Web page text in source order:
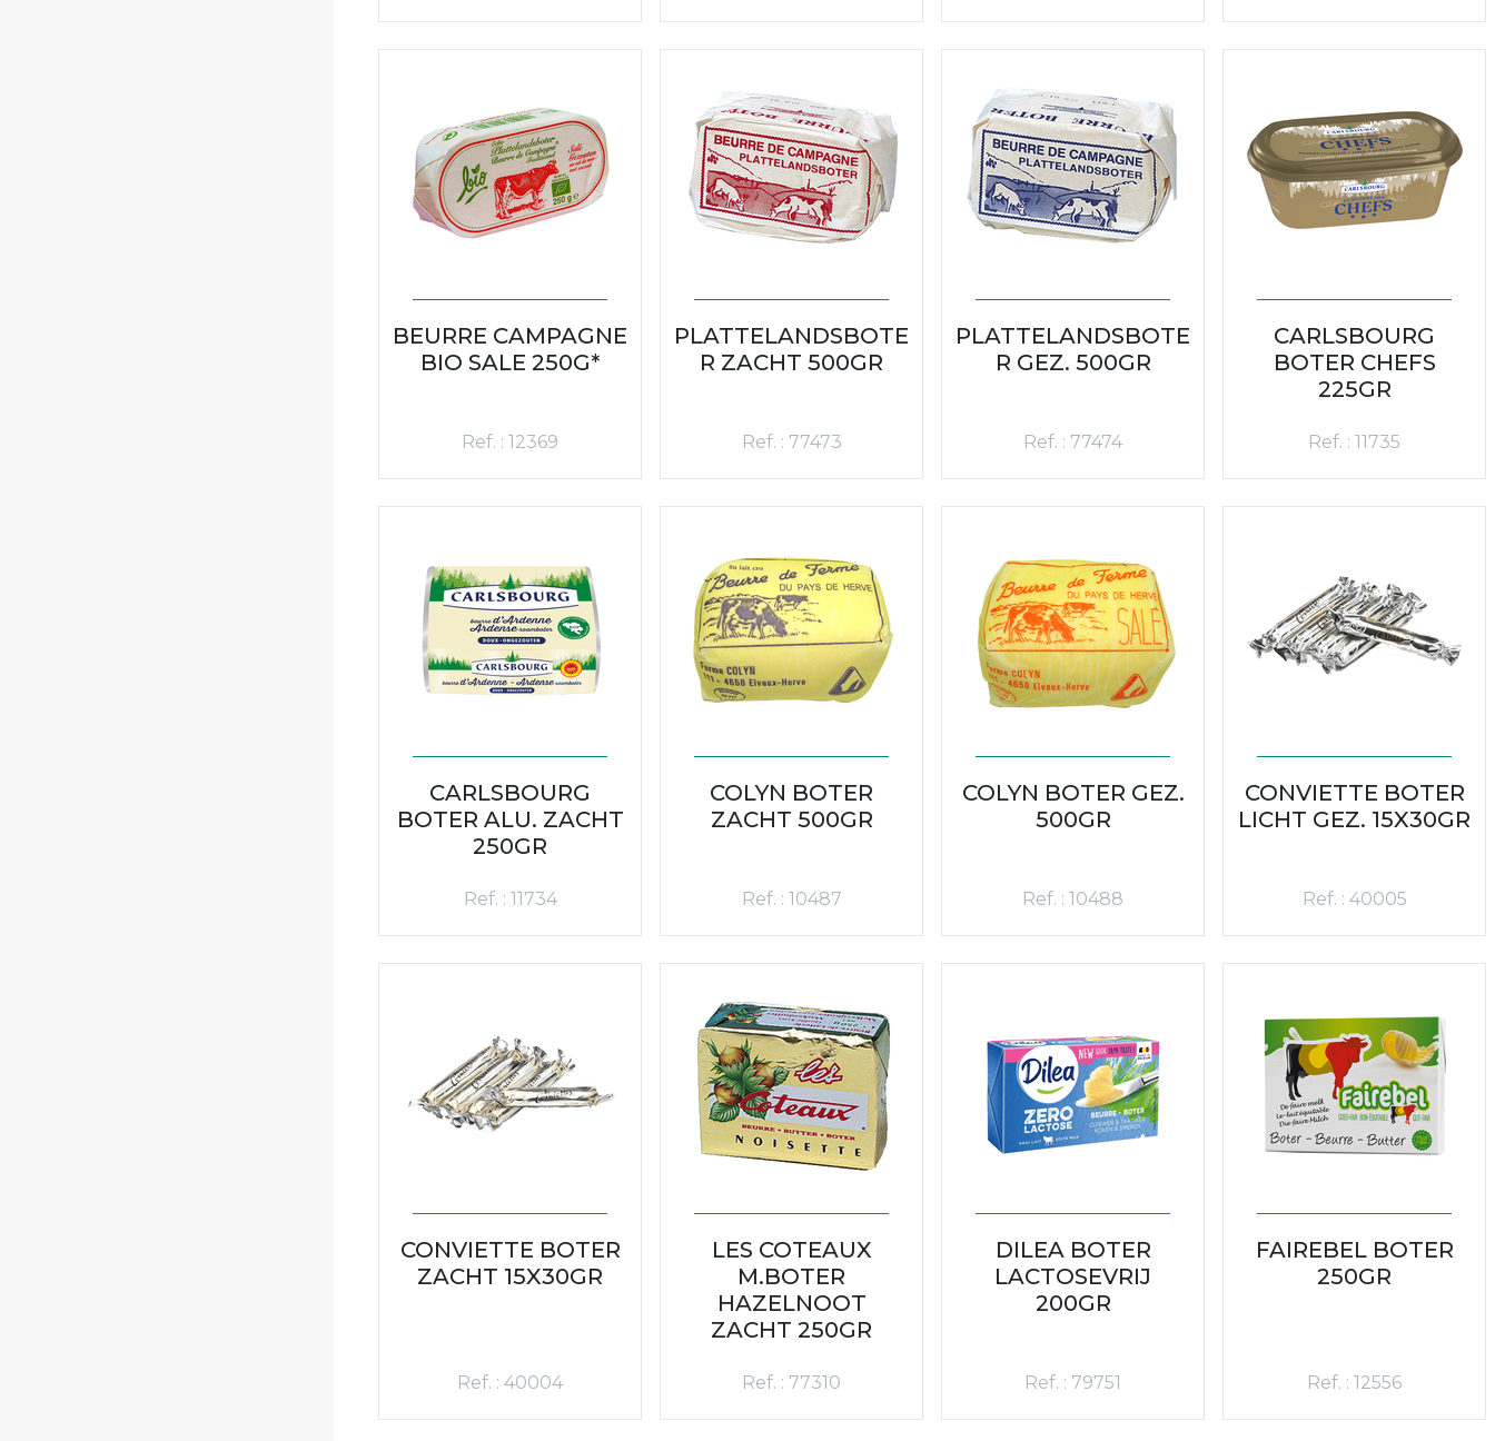
BEURRE CAMPAGNE
BIO SALE 250G*
Ref. : 12369
PLATTELANDSBOTE
R ZACHT 500GR
Ref. : 77473
PLATTELANDSBOTE
R GEZ. 500GR
Ref. : 77474
CARLSBOURG
BOTER CHEFS
225GR
Ref. : 11735
CARLSBOURG
BOTER ALU. ZACHT
250GR
Ref. : 11734
COLYN BOTER
ZACHT 500GR
Ref. : 10487
COLYN BOTER GEZ.
500GR
Ref. : 10488
CONVIETTE BOTER
LICHT GEZ. 15X30GR
Ref. : 40005
CONVIETTE BOTER
ZACHT 15X30GR
Ref. : 40004
LES COTEAUX
M.BOTER
HAZELNOOT
ZACHT 250GR
Ref. : 77310
DILEA BOTER
LACTOSEVRIJ
200GR
Ref. : 79751
FAIREBEL BOTER
250GR
Ref. : 12556